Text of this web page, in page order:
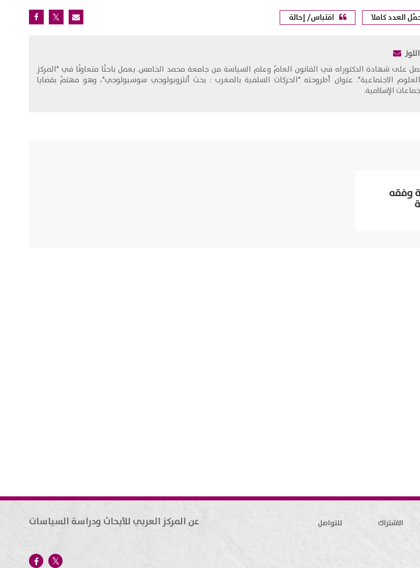
العدد كاملا اقتباس/ إحالة
على شهادة الدكتوراه في القانون العامّ وعلم السياسة من جامعة محمد الخامس. يعمل باحثًا متعاونًا في "المركز
الاجتماعية". عنوان أطروحته "الحركات السلفية بالمغرب : بحث أنثروبولوجي سوسيولوجي"، وهو مهتمّ بقضايا
الإسلامية.
وفقه
الاشتراك للتواصل عن المركز العربي للأبحاث ودراسة السياسات